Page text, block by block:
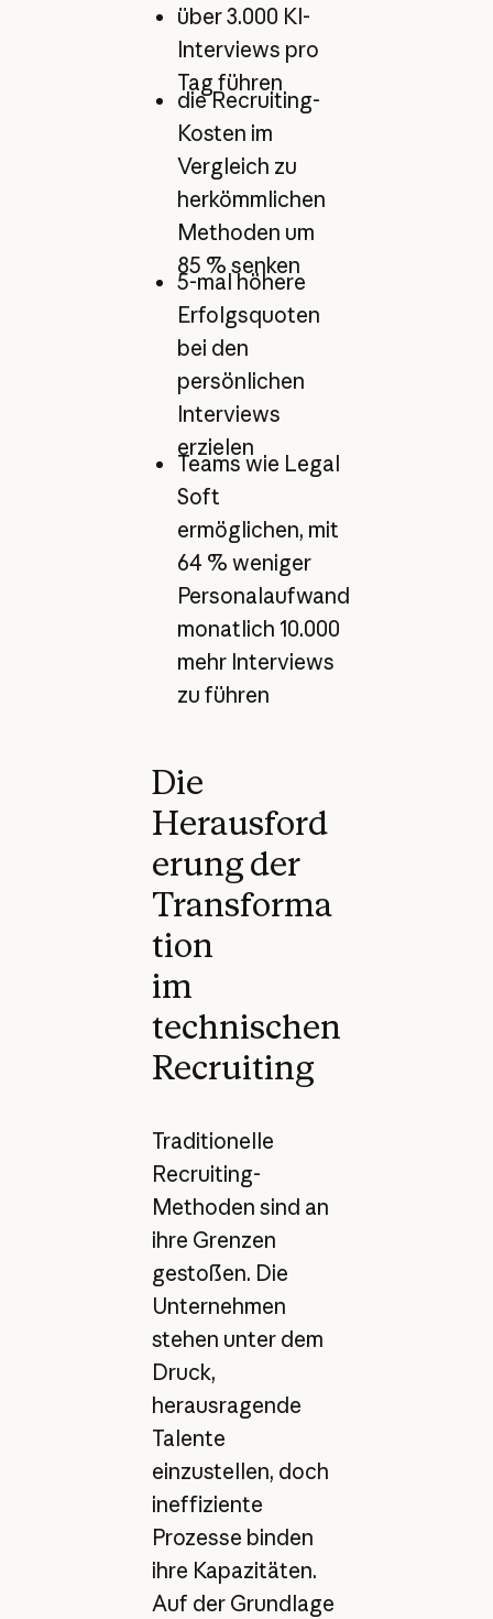
über 3.000 KI-
Interviews pro
Tag führen
die Recruiting-
Kosten im
Vergleich zu
herkömmlichen
Methoden um
85 % senken
5-mal höhere
Erfolgsquoten
bei den
persönlichen
Interviews
erzielen
Teams wie Legal
Soft
ermöglichen, mit
64 % weniger
Personalaufwand
monatlich 10.000
mehr Interviews
zu führen
Die
Herausford
erung der
Transforma
tion
im
technischen
Recruiting
Traditionelle
Recruiting-
Methoden sind an
ihre Grenzen
gestoßen. Die
Unternehmen
stehen unter dem
Druck,
herausragende
Talente
einzustellen, doch
ineffiziente
Prozesse binden
ihre Kapazitäten.
Auf der Grundlage